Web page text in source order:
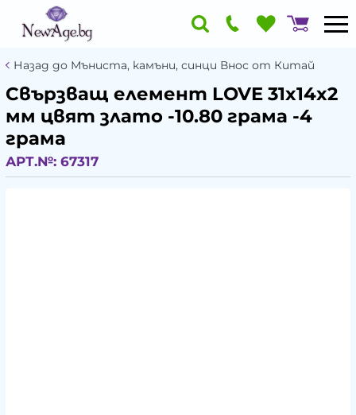
Назад до Мъниста, камъни, синци Внос от Китай
Свързващ елемент LOVE 31x14x2
мм цвят злато -10.80 грама -4
грама
АРТ.№: 67317